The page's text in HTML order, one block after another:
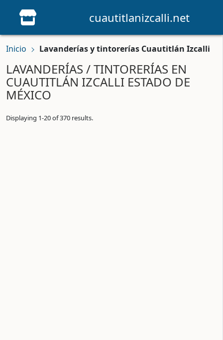
cuautitlanizcalli.net
Inicio Lavanderías y tintorerías Cuautitlán Izcalli
LAVANDERÍAS / TINTORERÍAS EN
CUAUTITLÁN IZCALLI ESTADO DE
MÉXICO
Displaying 1-20 of 370 results.